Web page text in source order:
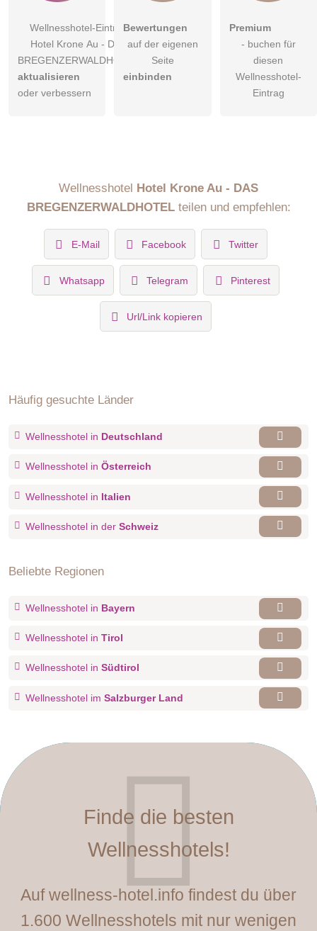
Wellnesshotel-Eintrag
Hotel Krone Au - DAS
BREGENZERWALDHOTEL
aktualisieren
oder verbessern
Bewertungen
auf der eigenen
Seite
einbinden
Premium
- buchen für
diesen
Wellnesshotel-
Eintrag
Wellnesshotel Hotel Krone Au - DAS
BREGENZERWALDHOTELteilen und empfehlen:
E-Mail Facebook Twitter
Whatsapp Telegram Pinterest
Url/Link kopieren
Häufig gesuchte Länder
Wellnesshotel in Deutschland
Wellnesshotel in Österreich
Wellnesshotel in Italien
Wellnesshotel in der Schweiz
Beliebte Regionen
Wellnesshotel in Bayern
Wellnesshotel in Tirol
Wellnesshotel in Südtirol
Wellnesshotel im Salzburger Land
Finde die besten
Wellnesshotels!
Auf wellness-hotel.info findest du über
1.600 Wellnesshotels mit nur wenigen